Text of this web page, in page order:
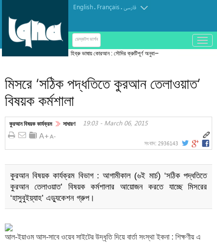
English. Français.فارسی
ডেস্কটপ ভার্শন
باز
و
হিব্রু ভাষায় কোরআন : সৌদির ক্রুটিপূর্ণ অনুবাদ শোধরাতে
মিসরে ‘সঠিক পদ্ধতিতে কুরআন তেলাওয়াত’
বিষয়ক কর্মশালা
কুরআন বিষয়ক কার্যক্রম সাধারণ 19:03 - March 06, 2015
সংবাদ: 2936143
কুরআন বিষয়ক কার্যক্রম বিভাগ : আগামীকাল (৬ই মার্চ) ‘সঠিক পদ্ধতিতে
কুরআন তেলাওয়াত’ বিষয়ক কর্মশালার আয়োজন করতে যাচ্ছে মিসরের
‘হাসুবুইয়্যাহ’ এড্যুকেশন গ্রুপ।
আল-ইয়াওম আস-সাবে ওয়েব সাইটের উদ্ধৃতি দিয়ে বার্তা সংস্থা ইকনা : শিক্ষণীয় এ